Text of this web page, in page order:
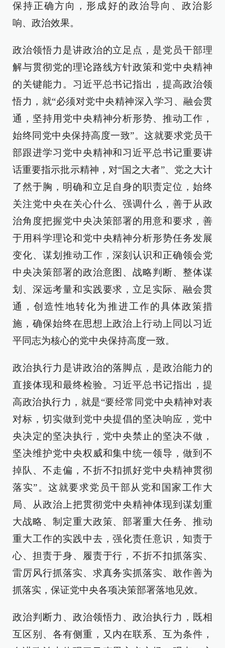
保持正确方向，形成好的政治导向、政治影
响、政治效果。
政治领悟力是讲政治的立足点，是党员干部理
解与贯彻党的理论路线方针政策和党中央精神
的关键能力。习近平总书记指出，提高政治领
悟力，就“必须对党中央精神深入学习、融会贯
通，坚持用党中央精神分析形势、推动工作，
始终同党中央保持高度一致”。这就要求党员干
部跟进学习党中央精神和习近平总书记重要讲
话重要指示批示精神，对“国之大者”、党之大计
了然于胸，明确和立足自身的职责定位，始终
关注党中央在关心什么、强调什么，善于从政
治角度把握党中央决策部署的用意和要求，善
于用科学理论和党中央精神分析形势任务发展
变化、谋划推动工作，深刻认识和正确领会党
中央决策部署的政治意图、战略判断、整体谋
划、深远考量和实践要求，立足实际、融会贯
通，创造性地转化为推进工作的具体政策措
施，确保始终在思想上政治上行动上同以习近
平同志为核心的党中央保持高度一致。
政治执行力是讲政治的落脚点，是政治能力的
直接体现和最终检验。习近平总书记指出，提
高政治执行力，就是“要经常同党中央精神对表
对标，切实做到党中央提倡的坚决响应，党中
央决定的坚决执行，党中央禁止的坚决不做，
坚决维护党中央权威和集中统一领导，做到不
掉队、不走偏，不折不扣抓好党中央精神贯彻
落实”。这就要求党员干部从党和国家工作大
局、从政治上把贯彻党中央精神体现到谋划重
大战略、制定重大政策、部署重大任务、推动
重大工作的实践中去，强化责任意识，知责于
心、担责于身、履责于行，不折不扣抓落实、
雷厉风行抓落实、求真务实抓落实、敢作善为
抓落实，保证党中央各项决策部署落地见效。
政治判断力、政治领悟力、政治执行力，既相
互区别、各有侧重，又内在联系、互为条件，